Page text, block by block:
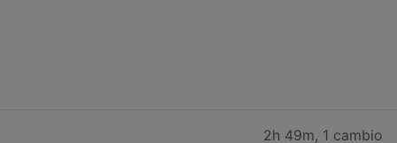
2h 49m, 1 cambio